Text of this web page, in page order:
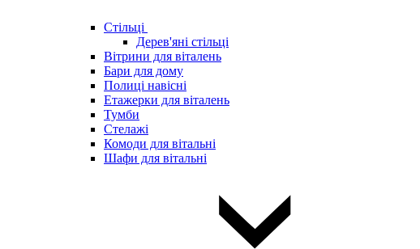
Стільці
Дерев'яні стільці
Вітрини для віталень
Бари для дому
Полиці навісні
Етажерки для віталень
Тумби
Стелажі
Комоди для вітальні
Шафи для вітальні